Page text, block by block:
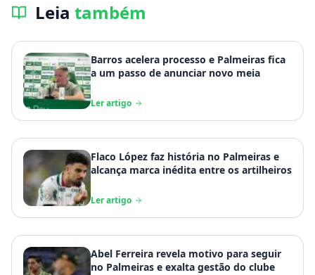
Leia também
Barros acelera processo e Palmeiras fica
a um passo de anunciar novo meia
Ler artigo
Flaco López faz história no Palmeiras e
alcança marca inédita entre os artilheiros
Ler artigo
Abel Ferreira revela motivo para seguir
no Palmeiras e exalta gestão do clube